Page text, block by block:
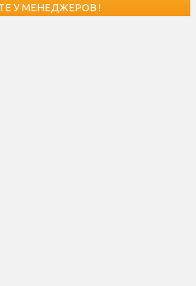
У МЕНЕДЖЕРОВ !